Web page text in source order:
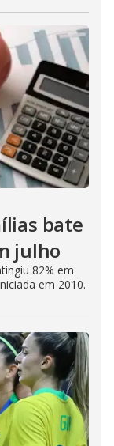
bate
julho
82% em
em 2010.